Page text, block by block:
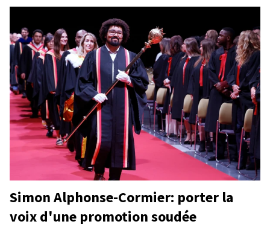
Simon Alphonse-Cormier: porter la
voix d'une promotion soudée